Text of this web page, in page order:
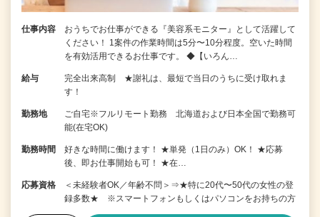
仕事内容
おうちでお仕事ができる『美容系モニター』として活躍して
ください！ 1案件の作業時間は5分〜10分程度。空いた時間
を有効活用できるお仕事です。 ◆【いろん…
給与
完全出来高制 ★謝礼は、最短で当日のうちに受け取れま
す！
勤務地
ご自宅※フルリモート勤務 北海道および日本全国で勤務可
能(在宅OK)
勤務時間
好きな時間に働けます！ ★単発（1日のみ）OK！ ★応募
後、即お仕事開始も可！ ★在…
応募資格
＜未経験者OK／年齢不問＞⇒★特に20代〜50代の女性の登
録多数★ ※スマートフォンもしくはパソコンをお持ちの方